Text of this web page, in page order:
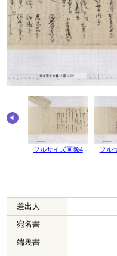
フルサイズ画像4 フル
差出人
宛名書
端裏書